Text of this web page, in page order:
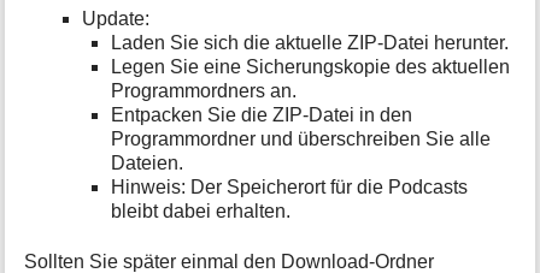
Update:
Laden Sie sich die aktuelle ZIP-Datei herunter.
Legen Sie eine Sicherungskopie des aktuellen
Programmordners an.
Entpacken Sie die ZIP-Datei in den
Programmordner und überschreiben Sie alle
Dateien.
Hinweis: Der Speicherort für die Podcasts
bleibt dabei erhalten.
Sollten Sie später einmal den Download-Ordner